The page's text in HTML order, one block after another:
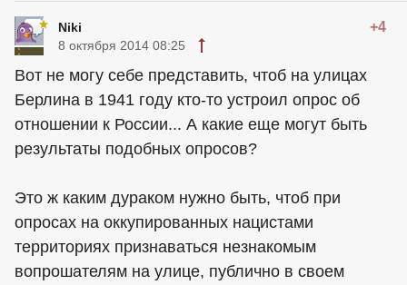
Niki +4
8 октября 2014 08:25
Вот не могу себе представить, чтоб на улицах
Берлина в 1941 году кто-то устроил опрос об
отношении к России... А какие еще могут быть
результаты подобных опросов?
Это ж каким дураком нужно быть, чтоб при
опросах на оккупированных нацистами
территориях признаваться незнакомым
вопрошателям на улице, публично в своем